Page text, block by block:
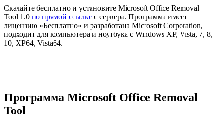
Скачайте бесплатно и установите Microsoft Office Removal
Tool 1.0 по прямой ссылке с сервера. Программа имеет
лицензию «Бесплатно» и разработана Microsoft Corporation,
подходит для компьютера и ноутбука с Windows XP, Vista, 7, 8,
10, XP64, Vista64.
Программа Microsoft Office Removal
Tool